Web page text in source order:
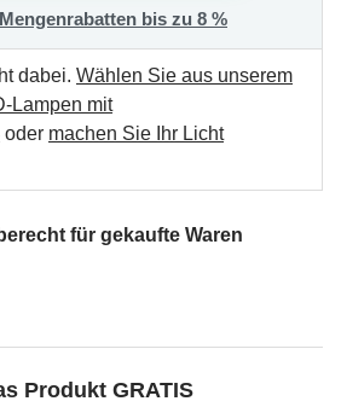
bis zu 8 %
dabei. Wählen Sie aus unserem
Lampen mit
oder machen Sie Ihr Licht
für gekaufte Waren
Produkt GRATIS